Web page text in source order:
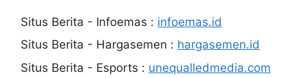
Situs Berita - Infoemas : infoemas.id
Situs Berita - Hargasemen : hargasemen.id
Situs Berita - Esports : unequalledmedia.com